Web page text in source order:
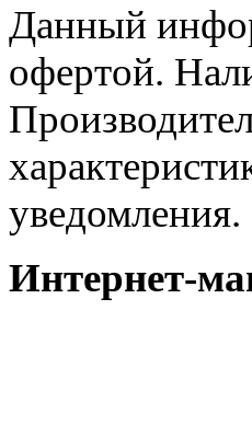
Данный
офертой.
уведомления.
Интернет-